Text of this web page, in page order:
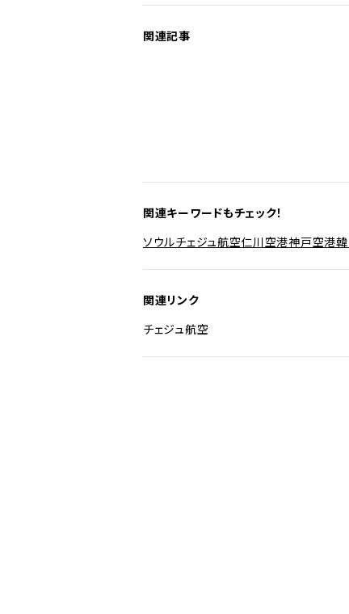
関連記事
関連キーワードもチェック！
ソウルチェジュ航空仁川空港神戸空港
関連リンク
チェジュ航空